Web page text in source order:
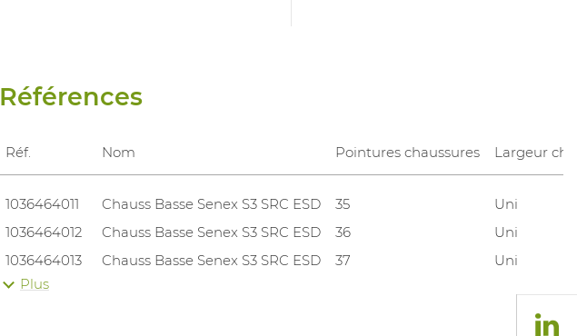
Références
Réf. Nom Pointures chaussures Largeur
1036464011 Chauss Basse Senex S3 SRC ESD 35
Uni
1036464012
Chauss Basse Senex S3 SRC ESD 36
Uni
1036464013
Chauss Basse Senex S3 SRC ESD 37
Uni
1036464001
Plus